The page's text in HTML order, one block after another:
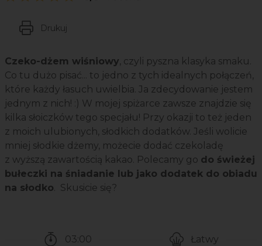
Drukuj
Czeko-dżem wiśniowy, czyli pyszna klasyka smaku.
Co tu dużo pisać... to jedno z tych idealnych połączeń,
które każdy łasuch uwielbia. Ja zdecydowanie jestem
jednym z nich! :) W mojej spiżarce zawsze znajdzie się
kilka słoiczków tego specjału! Przy okazji to też jeden
z moich ulubionych, słodkich dodatków. Jeśli wolicie
mniej słodkie dżemy, możecie dodać czekoladę
z wyższą zawartością kakao. Polecamy go do świeżej
bułeczki na śniadanie lub jako dodatek do obiadu
na słodko. Skusicie się?
03:00
Łatwy